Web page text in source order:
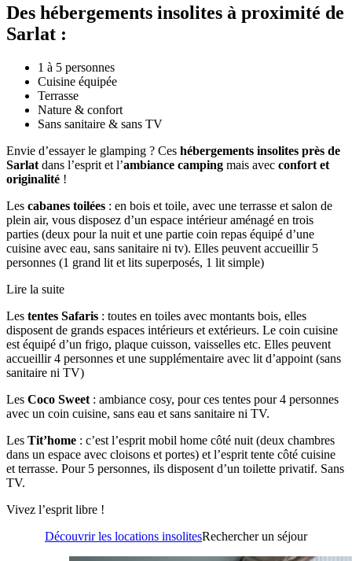
Des hébergements insolites à proximité de
Sarlat :
1 à 5 personnes
Cuisine équipée
Terrasse
Nature & confort
Sans sanitaire & sans TV
Envie d’essayer le glamping ? Ces hébergements insolites près de
Sarlat dans l’esprit et l’ambiance camping mais avec confort et
originalité !
Les cabanes toilées : en bois et toile, avec une terrasse et salon de
plein air, vous disposez d’un espace intérieur aménagé en trois
parties (deux pour la nuit et une partie coin repas équipé d’une
cuisine avec eau, sans sanitaire ni tv). Elles peuvent accueillir 5
personnes (1 grand lit et lits superposés, 1 lit simple)
Lire la suite
Les tentes Safaris : toutes en toiles avec montants bois, elles
disposent de grands espaces intérieurs et extérieurs. Le coin cuisine
est équipé d’un frigo, plaque cuisson, vaisselles etc. Elles peuvent
accueillir 4 personnes et une supplémentaire avec lit d’appoint (sans
sanitaire ni TV)
Les Coco Sweet : ambiance cosy, pour ces tentes pour 4 personnes
avec un coin cuisine, sans eau et sans sanitaire ni TV.
Les Tit’home : c’est l’esprit mobil home côté nuit (deux chambres
dans un espace avec cloisons et portes) et l’esprit tente côté cuisine
et terrasse. Pour 5 personnes, ils disposent d’un toilette privatif. Sans
TV.
Vivez l’esprit libre !
Découvrir les locations insolitesRechercher un séjour